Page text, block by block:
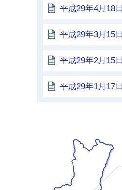
平成29年4月18
平成29年3月15
平成29年2月15
平成29年1月17